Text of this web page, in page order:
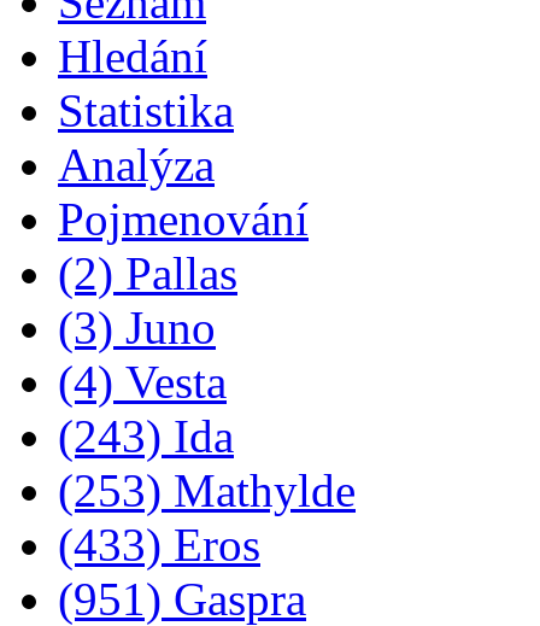
Hledání
Statistika
Analýza
Pojmenování
(2) Pallas
(3) Juno
(4) Vesta
(243) Ida
(253) Mathylde
(433) Eros
(951) Gaspra